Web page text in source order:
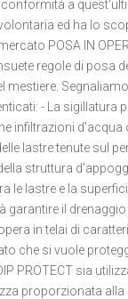
a
ed ha lo
POSA IN
regole di posa
mestiere.
- La sigillatura
infiltrazioni
lastre tenute sul
struttura
le lastre e la
garantire il drenaggio
in telai di
che si vuole
PROTECT sia
proporzionata